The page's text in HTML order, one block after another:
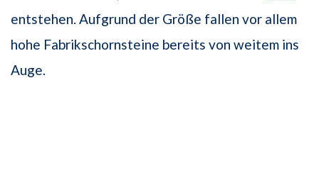
entstehen. Aufgrund der Größe fallen vor allem
hohe Fabrikschornsteine bereits von weitem ins
Auge.